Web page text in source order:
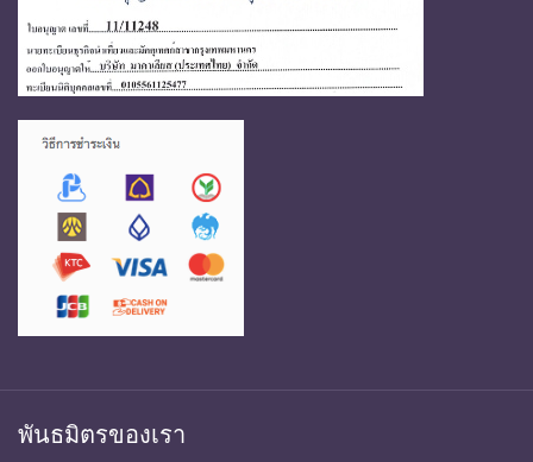
พันธมิตรของเรา